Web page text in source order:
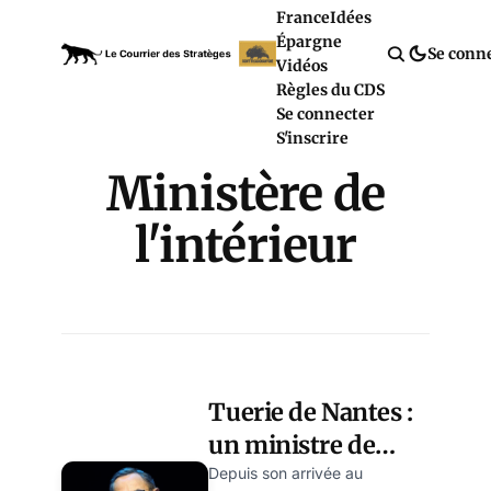
FranceIdées
Épargne
Vidéos
Règles du CDS
Se connecter
S'inscrire
Se
Ministère de
l'intérieur
Tuerie de Nantes :
un ministre de
l’Intérieur doit-il
Depuis son arrivée au